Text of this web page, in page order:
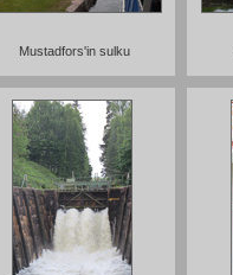
Mustadfors'in sulku